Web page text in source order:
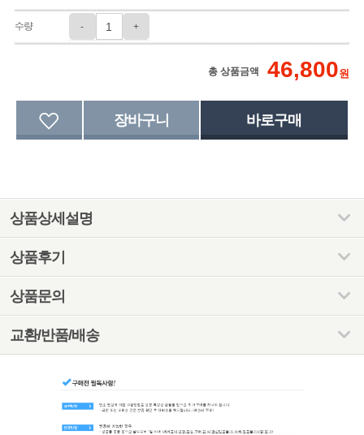
수량 - +
총 상품금액 46,800원
상품상세설명
상품후기
상품문의
교환/반품/배송